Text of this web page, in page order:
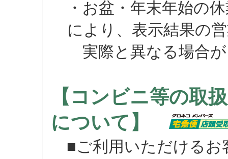
・お盆・年末年始の
により、表示結果の
実際と異なる場合が
【コンビニ等の取
について】
■ご利用いただけるお